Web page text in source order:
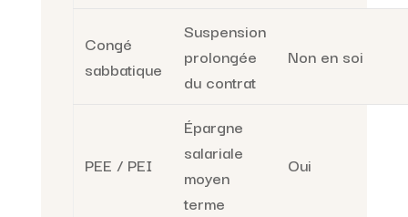
Congé
sabbatique
Suspension
prolongée
du contrat
Non en soi
PEE / PEI
Épargne
salariale
moyen
terme
Oui